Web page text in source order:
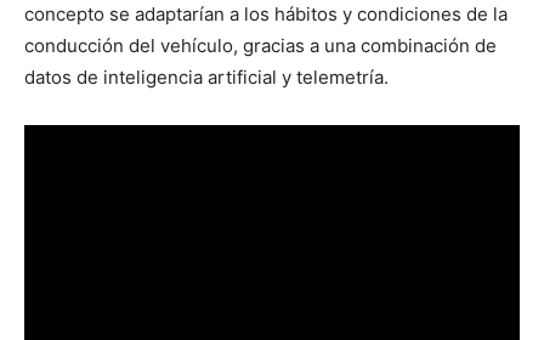
concepto se adaptarían a los hábitos y condiciones de la
conducción del vehículo, gracias a una combinación de
datos de inteligencia artificial y telemetría.